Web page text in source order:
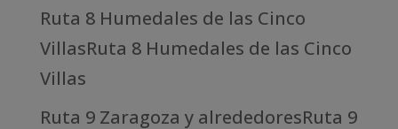
Ruta 8 Humedales de las Cinco
VillasRuta 8 Humedales de las Cinco
Villas
Ruta 9 Zaragoza y alrededoresRuta 9